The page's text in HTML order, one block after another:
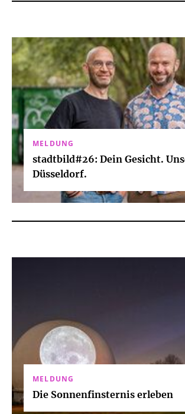
MELDUNG
stadtbild#26: Dein Gesicht.
Düsseldorf.
MELDUNG
Die Sonnenfinsternis erleben